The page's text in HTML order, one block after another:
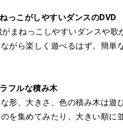
っこがしやすいダンスのDVD
がまねっこしやすいダンスや
がら楽しく遊べるはず。簡単
フルな積み木
形、大きさ、色の積み木は遊
を集めてみたり、大きい順に